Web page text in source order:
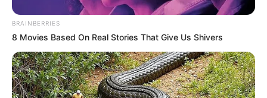
ต้องบอกอย่างนี้ว่า เลขล็อคมีผล แต่ส่งผลน้อยส่งพลังน้อย
กว่าเรื่องของทำเลที่ตั้งของร้าน เพราะถึงแม่ว่าคุณได้เลข
ล็อคคู่มิตรสุดเทพไปเลย แต่เป็นล็อคท้ายตลาดที่ไม่มีคน
เดิน ก็ไม่มีประโยชน์อะไร
BRAINBERRIES
8 Movies Based On Real Stories That Give Us Shivers